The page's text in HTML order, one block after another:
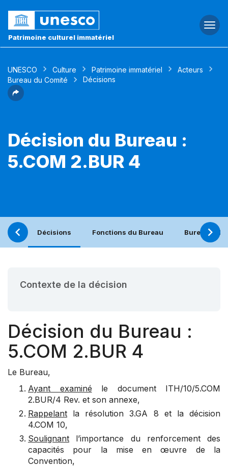
Patrimoine culturel immatériel
UNESCO Culture Patrimoine immatériel
Acteurs
Bureau du Comité
Décisions
Décision du Bureau :
5.COM 2.BUR 4
Décisions Fonctions du Bureau Bureau
Contexte de la décision
Décision du Bureau :
5.COM 2.BUR 4
Le Bureau,
Ayant examiné le document ITH/10/5.COM
2.BUR/4 Rev. et son annexe,
Rappelant la résolution 3.GA 8 et la décision
4.COM 10,
Soulignant l’importance du renforcement des
capacités pour la mise en œuvre de la
Convention,